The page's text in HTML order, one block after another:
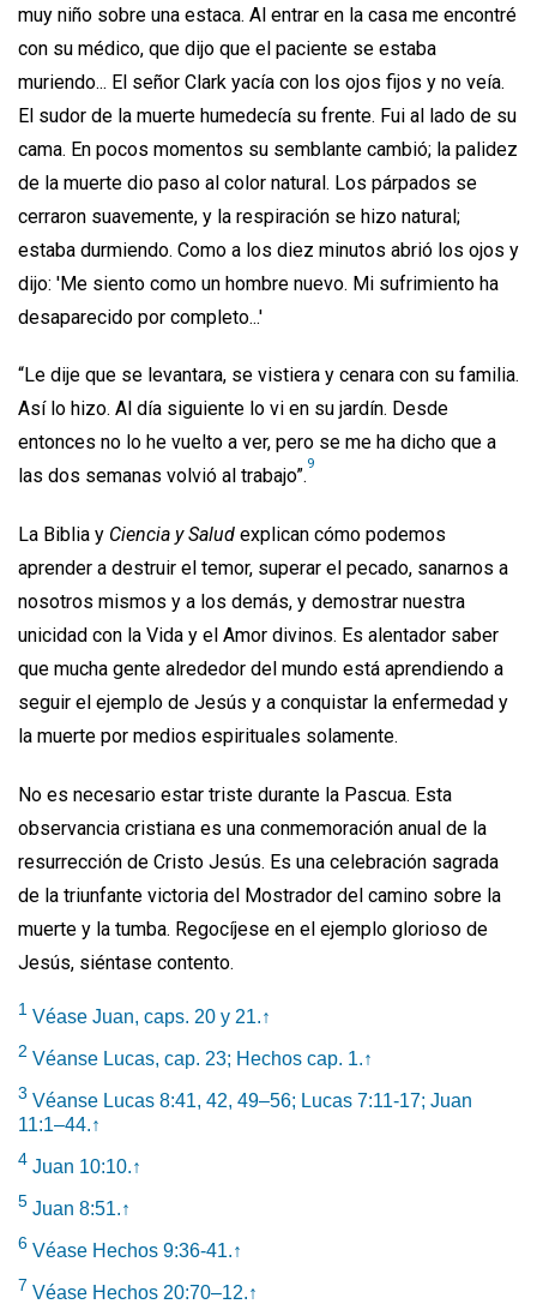
muy niño sobre una estaca. Al entrar en la casa me encontré
con su médico, que dijo que el paciente se estaba
muriendo... El señor Clark yacía con los ojos fijos y no veía.
El sudor de la muerte humedecía su frente. Fui al lado de su
cama. En pocos momentos su semblante cambió; la palidez
de la muerte dio paso al color natural. Los párpados se
cerraron suavemente, y la respiración se hizo natural;
estaba durmiendo. Como a los diez minutos abrió los ojos y
dijo: 'Me siento como un hombre nuevo. Mi sufrimiento ha
desaparecido por completo...'
“Le dije que se levantara, se vistiera y cenara con su familia.
Así lo hizo. Al día siguiente lo vi en su jardín. Desde
entonces no lo he vuelto a ver, pero se me ha dicho que a
las dos semanas volvió al trabajo”.
9
La Biblia y Ciencia y Salud explican cómo podemos
aprender a destruir el temor, superar el pecado, sanarnos a
nosotros mismos y a los demás, y demostrar nuestra
unicidad con la Vida y el Amor divinos. Es alentador saber
que mucha gente alrededor del mundo está aprendiendo a
seguir el ejemplo de Jesús y a conquistar la enfermedad y
la muerte por medios espirituales solamente.
No es necesario estar triste durante la Pascua. Esta
observancia cristiana es una conmemoración anual de la
resurrección de Cristo Jesús. Es una celebración sagrada
de la triunfante victoria del Mostrador del camino sobre la
muerte y la tumba. Regocíjese en el ejemplo glorioso de
Jesús, siéntase contento.
1 Véase Juan, caps. 20 y 21.↑
2 Véanse Lucas, cap. 23; Hechos cap. 1.↑
3 Véanse Lucas 8:41, 42, 49–56; Lucas 7:11-17; Juan
11:1–44.↑
4 Juan 10:10.↑
5 Juan 8:51.↑
6 Véase Hechos 9:36-41.↑
7 Véase Hechos 20:70–12.↑